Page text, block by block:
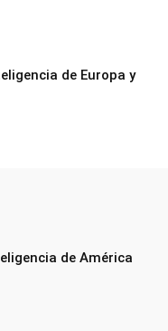
de Europa y
de América